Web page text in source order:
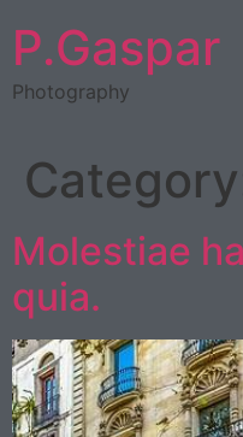
P.Gaspar
Photography
Molestiae
quia.